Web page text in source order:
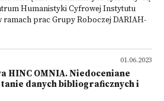
Humanistyki Cyfrowej Instytutu
ramach prac Grupy Roboczej DARIAH-
01.06.2023
HINC OMNIA. Niedoceniane
danych bibliograficznych i